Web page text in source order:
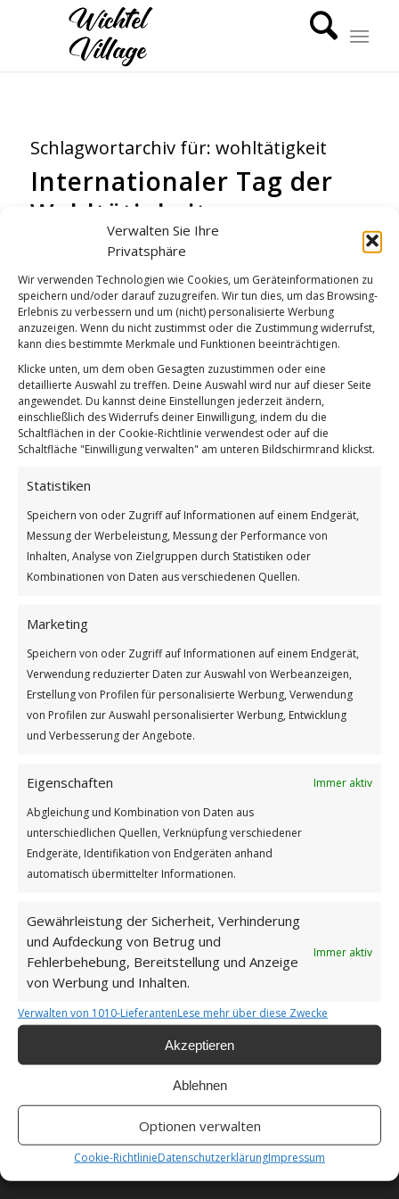
Verwalten Sie Ihre
Privatsphäre
Wir verwenden Technologien wie Cookies, um Geräteinformationen zu
speichern und/oder darauf zuzugreifen. Wir tun dies, um das Browsing-
Erlebnis zu verbessern und um (nicht) personalisierte Werbung
anzuzeigen. Wenn du nicht zustimmst oder die Zustimmung widerrufst,
kann dies bestimmte Merkmale und Funktionen beeinträchtigen.
Klicke unten, um dem oben Gesagten zuzustimmen oder eine
detaillierte Auswahl zu treffen. Deine Auswahl wird nur auf dieser Seite
angewendet. Du kannst deine Einstellungen jederzeit ändern,
einschließlich des Widerrufs deiner Einwilligung, indem du die
Schaltflächen in der Cookie-Richtlinie verwendest oder auf die
Schaltfläche "Einwilligung verwalten" am unteren Bildschirmrand klickst.
Statistiken
Speichern von oder Zugriff auf Informationen auf einem Endgerät,
Messung der Werbeleistung, Messung der Performance von
Inhalten, Analyse von Zielgruppen durch Statistiken oder
Kombinationen von Daten aus verschiedenen Quellen.
Marketing
Speichern von oder Zugriff auf Informationen auf einem Endgerät,
Verwendung reduzierter Daten zur Auswahl von Werbeanzeigen,
Erstellung von Profilen für personalisierte Werbung, Verwendung
von Profilen zur Auswahl personalisierter Werbung, Entwicklung
und Verbesserung der Angebote.
Eigenschaften
Immer aktiv
Abgleichung und Kombination von Daten aus
unterschiedlichen Quellen, Verknüpfung verschiedener
Endgeräte, Identifikation von Endgeräten anhand
automatisch übermittelter Informationen.
Gewährleistung der Sicherheit, Verhinderung
und Aufdeckung von Betrug und
Fehlerbehebung, Bereitstellung und Anzeige
von Werbung und Inhalten.
Immer aktiv
Verwalten von 1010-LieferantenLese mehr über diese Zwecke
Akzeptieren
Ablehnen
Optionen verwalten
Cookie-RichtlinieDatenschutzerklärungImpressum
Schlagwortarchiv für: wohltätigkeit
Internationaler Tag der
Wohltätigkeit
Internationalen Tag der Wohltätigkeit
Weiterlesen
5. SEPTEMBER 2025 0 KOMMENTARE VON BETTINA
Impressum
Unsere Cookie-Richtlinie (EU)
Haftungsausschluss
Als Amazon-Partner verdiene ich an qualifizierten
Verkäufen.